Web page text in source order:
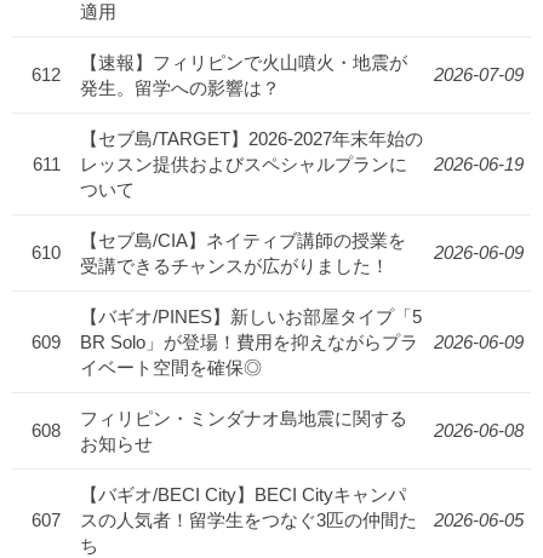
適用
612
【速報】フィリピンで火山噴火・地震が
発生。留学への影響は？
2026-07-09
611
【セブ島/TARGET】2026-2027年末年始の
レッスン提供およびスペシャルプランに
ついて
2026-06-19
610
【セブ島/CIA】ネイティブ講師の授業を
受講できるチャンスが広がりました！
2026-06-09
609
【バギオ/PINES】新しいお部屋タイプ「5
BR Solo」が登場！費用を抑えながらプラ
イベート空間を確保◎
2026-06-09
608
フィリピン・ミンダナオ島地震に関する
お知らせ
2026-06-08
607
【バギオ/BECI City】BECI Cityキャンパ
スの人気者！留学生をつなぐ3匹の仲間た
ち
2026-06-05